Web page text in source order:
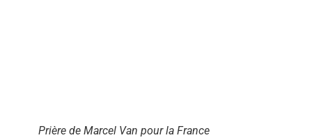
Prière de Marcel Van pour la France